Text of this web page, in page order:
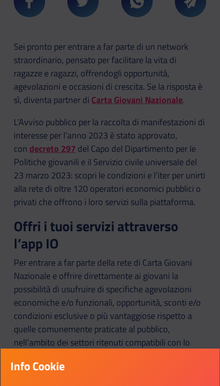
Condividi su FacebookCondividi su TwitterCondividi su
Sei pronto per entrare a far parte di un network
straordinario, pensato per facilitare la vita di
ragazze e ragazzi, offrendogli opportunità,
agevolazioni e occasioni di crescita. Se la risposta è
sì, diventa partner di Carta Giovani Nazionale.
L’Avviso pubblico per la raccolta di manifestazioni di
interesse per l’anno 2023 è stato approvato,
con decreto 297 del Capo del Dipartimento per le
Politiche giovanili e il Servizio civile universale del
23 marzo 2023: scopri le condizioni e l’iter per unirti
alla rete di oltre 120 operatori economici pubblici o
privati che offrono i loro servizi sulla piattaforma.
Offri i tuoi servizi attraverso
l’app IO
Per entrare a far parte della rete di Carta Giovani
Nazionale e offrire direttamente ai giovani la
possibilità di usufruire di specifiche agevolazioni
economiche e/o funzionali, opportunità, sconti e/o
condizioni esclusive o più vantaggiose rispetto a
quelle comunemente praticate al pubblico,
nell’ambito dei settori ritenuti compatibili con lo
manifestazione di interesse.
Info Cookie